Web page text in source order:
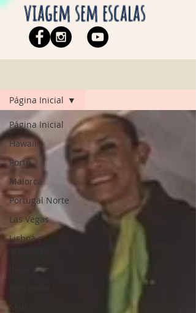
viagem sem escalas
Página Inicial
Hawaii
Porto
Maiorca
Portugal Norte
Las Vegas
Lisboa e
Página Inicial